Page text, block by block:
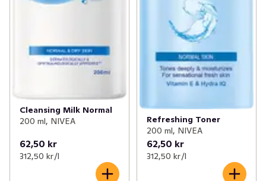
Cleansing Milk Normal
200 ml, NIVEA
62,50 kr
312,50 kr /l
Refreshing Toner
200 ml, NIVEA
62,50 kr
312,50 kr /l